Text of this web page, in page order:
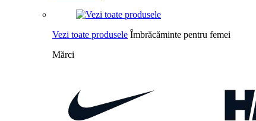
Vezi toate produsele Îmbrăcăminte pentru femei
Mărci